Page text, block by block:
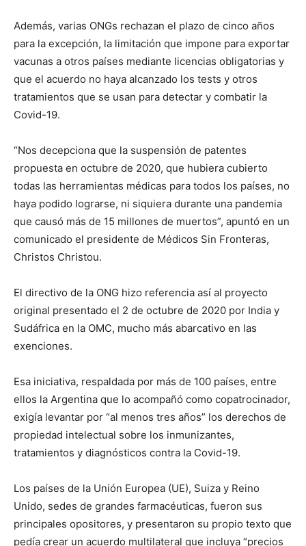
Además, varias ONGs rechazan el plazo de cinco años
para la excepción, la limitación que impone para exportar
vacunas a otros países mediante licencias obligatorias y
que el acuerdo no haya alcanzado los tests y otros
tratamientos que se usan para detectar y combatir la
Covid-19.
“Nos decepciona que la suspensión de patentes
propuesta en octubre de 2020, que hubiera cubierto
todas las herramientas médicas para todos los países, no
haya podido lograrse, ni siquiera durante una pandemia
que causó más de 15 millones de muertos”, apuntó en un
comunicado el presidente de Médicos Sin Fronteras,
Christos Christou.
El directivo de la ONG hizo referencia así al proyecto
original presentado el 2 de octubre de 2020 por India y
Sudáfrica en la OMC, mucho más abarcativo en las
exenciones.
Esa iniciativa, respaldada por más de 100 países, entre
ellos la Argentina que lo acompañó como copatrocinador,
exigía levantar por “al menos tres años” los derechos de
propiedad intelectual sobre los inmunizantes,
tratamientos y diagnósticos contra la Covid-19.
Los países de la Unión Europea (UE), Suiza y Reino
Unido, sedes de grandes farmacéuticas, fueron sus
principales opositores, y presentaron su propio texto que
pedía crear un acuerdo multilateral que incluya “precios